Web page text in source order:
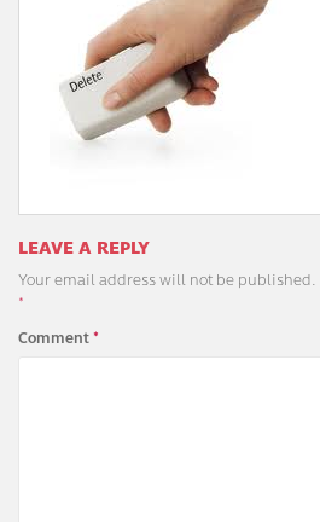
LEAVE A REPLY
Your email address will not be published.
*
Comment*